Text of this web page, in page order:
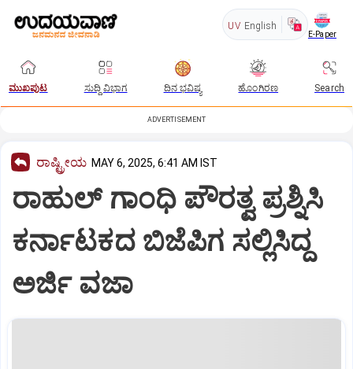
UV English
E-Paper
ಮುಖಪುಟ ಸುದ್ದಿ ವಿಭಾಗ ದಿನ ಭವಿಷ್ಯ ಹೊಂಗಿರಣ Search
ADVERTISEMENT
ರಾಷ್ಟ್ರೀಯ MAY 6, 2025, 6:41 AM IST
ರಾಹುಲ್‌ ಗಾಂಧಿ ಪೌರತ್ವ ಪ್ರಶ್ನಿಸಿ
ಕರ್ನಾಟಕದ ಬಿಜೆಪಿಗ ಸಲ್ಲಿಸಿದ್ದ
ಅರ್ಜಿ ವಜಾ